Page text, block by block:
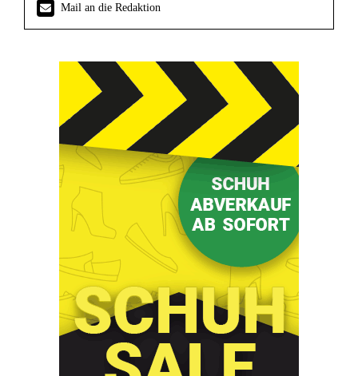
Mail an die Redaktion